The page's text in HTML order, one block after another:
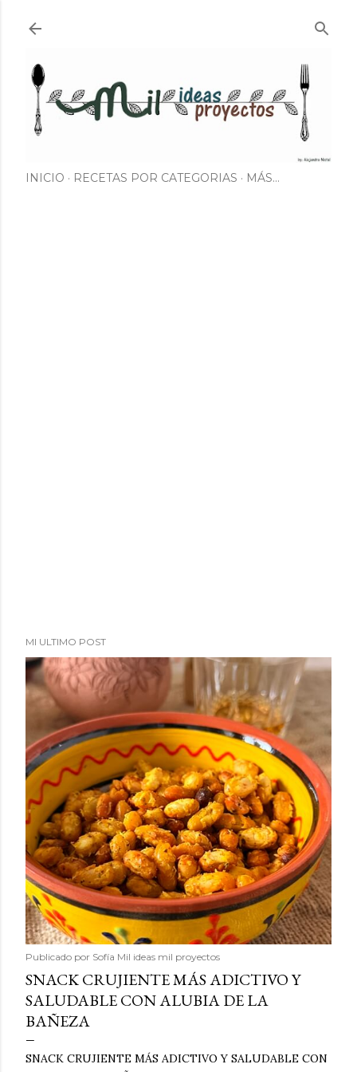
INICIO RECETAS POR CATEGORIAS MÁS…
MI ULTIMO POST
Publicado por Sofía Mil ideas mil proyectos
SNACK CRUJIENTE MÁS ADICTIVO Y
SALUDABLE CON ALUBIA DE LA
BAÑEZA
SNACK CRUJIENTE MÁS ADICTIVO Y SALUDABLE CON